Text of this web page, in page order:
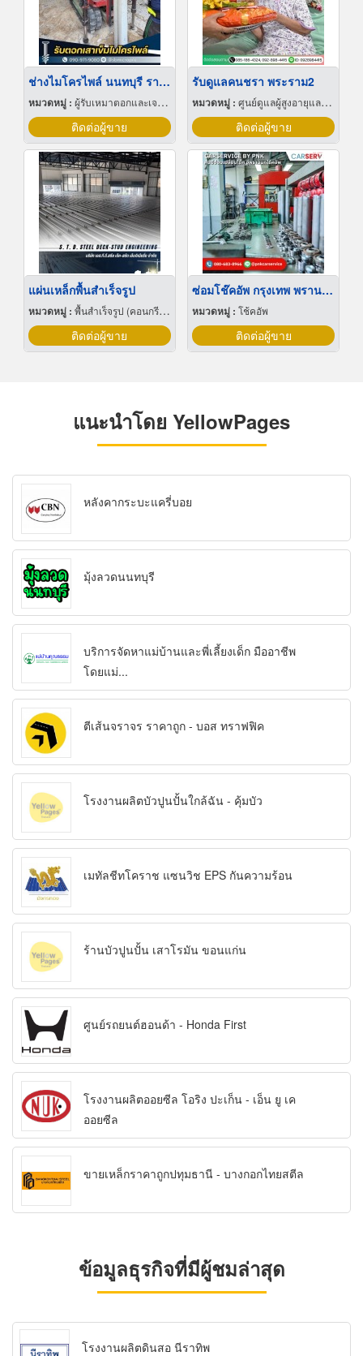
ช่างไมโครไพล์ นนทบุรี ราคาถูก งานด่วน พร้อมให้บริการ
หมวดหมู่ : ผู้รับเหมาตอกและเจาะเสาเข็ม
ติดต่อผู้ขาย
รับดูแลคนชรา พระราม2
หมวดหมู่ : ศูนย์ดูแลผู้สูงอายุและผู้ป่วยพักฟื้น
ติดต่อผู้ขาย
แผ่นเหล็กพื้นสำเร็จรูป
หมวดหมู่ : พื้นสำเร็จรูป (คอนกรีตเสริมเหล็กและอัดแรง)
ติดต่อผู้ขาย
ซ่อมโช๊คอัพ กรุงเทพ พรานนก
หมวดหมู่ : โช้คอัพ
ติดต่อผู้ขาย
แนะนำโดย YellowPages
หลังคากระบะแครี่บอย
มุ้งลวดนนทบุรี
บริการจัดหาแม่บ้านและพี่เลี้ยงเด็ก มืออาชีพ
โดยแม่...
ตีเส้นจราจร ราคาถูก - บอส ทราฟฟิค
โรงงานผลิตบัวปูนปั้นใกล้ฉัน - คุ้มบัว
เมทัลชีทโคราช แซนวิช EPS กันความร้อน
ร้านบัวปูนปั้น เสาโรมัน ขอนแก่น
ศูนย์รถยนต์ฮอนด้า - Honda First
โรงงานผลิตออยซีล โอริง ปะเก็น - เอ็น ยู เค
ออยซีล
ขายเหล็กราคาถูกปทุมธานี - บางกอกไทยสตีล
ข้อมูลธุรกิจที่มีผู้ชมล่าสุด
โรงงานผลิตดินสอ นีราทิพ